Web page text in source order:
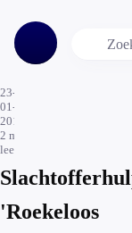
23-
01-
2017
2 min.
leestijd
'Roekeloos